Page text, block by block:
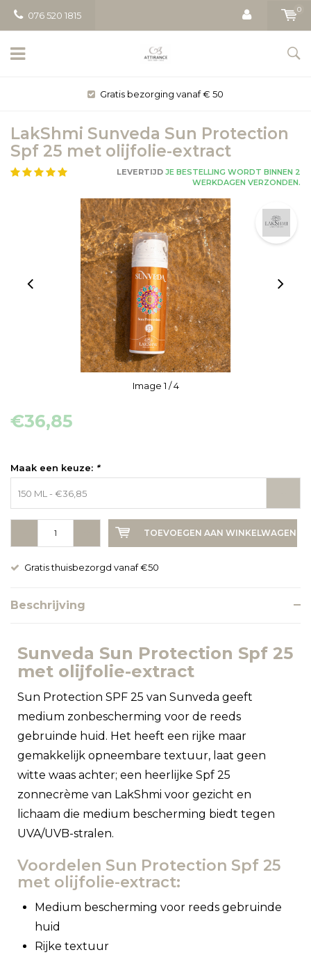
076 520 1815
0
Gratis bezorging vanaf € 50
LakShmi Sunveda Sun Protection
Spf 25 met olijfolie-extract
LEVERTIJD JE BESTELLING WORDT BINNEN 2
WERKDAGEN VERZONDEN.
Image1 / 4
€36,85
Maak een keuze: *
150 ML - €36,85
TOEVOEGEN AAN WINKELWAGEN
Gratis thuisbezorgd vanaf €50
Beschrijving
Sunveda Sun Protection Spf 25
met olijfolie-extract
Sun Protection SPF 25 van Sunveda geeft
medium zonbescherming voor de reeds
gebruinde huid. Het heeft een rijke maar
gemakkelijk opneembare textuur, laat geen
witte waas achter; een heerlijke Spf 25
zonnecrème van LakShmi voor gezicht en
lichaam die medium bescherming biedt tegen
UVA/UVB-stralen.
Voordelen Sun Protection Spf 25
met olijfolie-extract:
Medium bescherming voor reeds gebruinde
huid
Rijke textuur